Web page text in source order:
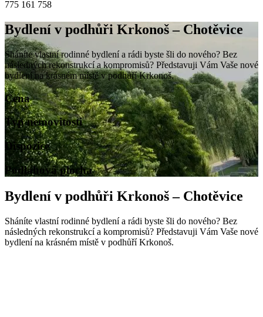
775 161 758
Bydlení v podhůři Krkonoš – Chotěvice
Sháníte vlastní rodinné bydlení a rádi byste šli do nového? Bez
následných rekonstrukcí a kompromisů? Představuji Vám Vaše nové
bydlení na krásném místě v podhůří Krkonoš.
Cena
Typ nemovitosti
Dispozice
Podlahová plocha
Bydlení v podhůři Krkonoš – Chotěvice
Sháníte vlastní rodinné bydlení a rádi byste šli do nového? Bez
následných rekonstrukcí a kompromisů? Představuji Vám Vaše nové
bydlení na krásném místě v podhůří Krkonoš.